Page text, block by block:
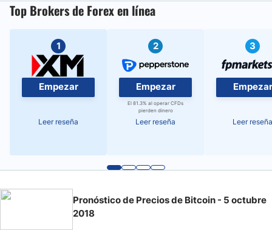
Top Brokers de Forex en línea
1
Empezar
Leer reseña
2
Empezar
El 81.3% al operar CFDs
pierden dinero
Leer reseña
3
Empezar
Leer reseña
Pronóstico de Precios de Bitcoin - 5 octubre
2018